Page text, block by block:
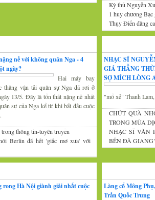
Kỳ thủ Nguyễn
1 huy chương
Thụy Điển đăng
nề với không quân Nga - 4
ngày?
Hai máy bay
thăng vận tải quân sự Nga đã rơi ở
13/5. Đây là tổn thất nặng nề nhất
sự của Nga kể từ khi bắt đầu cuộc
thông tin-tuyên truyền
Berlin đã hết 'giấc mơ xưa' với
NHẠC SĨ
GIÁ THẲNG
SỢ MÍCH LÒNG
"mổ xẻ" Thanh
CHÚT QUÀ
TRONG MÙA
NHẠC SĨ VĂN
BẾN ĐÀ
rong Hà Nội giành giải nhất cuộc
Làng cổ Mông
Trần Quốc Trung